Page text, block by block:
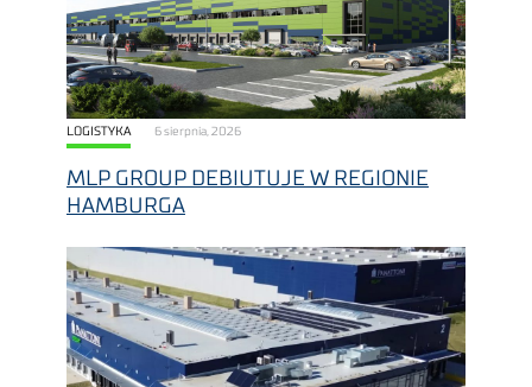
LOGISTYKA 6 sierpnia, 2026
MLP GROUP DEBIUTUJE W REGIONIE
HAMBURGA